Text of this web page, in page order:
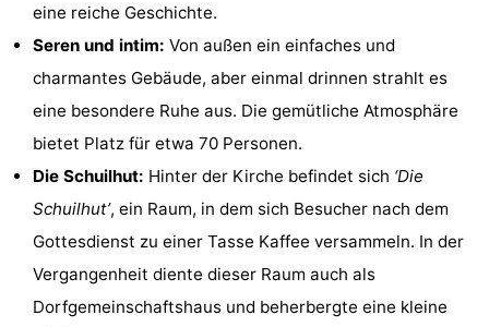
Zee
Vlijt
Hoeve
Holland
-
Land
Zeezicht
Strandhuys
Strandplevier
Campingplätze
Ferienhäuser
eine reiche Geschichte.
Seren und intim: Von außen ein einfaches und
charmantes Gebäude, aber einmal drinnen strahlt es
eine besondere Ruhe aus. Die gemütliche Atmosphäre
bietet Platz für etwa 70 Personen.
Die Schuilhut: Hinter der Kirche befindet sich ‘Die
Schuilhut’, ein Raum, in dem sich Besucher nach dem
Gottesdienst zu einer Tasse Kaffee versammeln. In der
Vergangenheit diente dieser Raum auch als
Dorfgemeinschaftshaus und beherbergte eine kleine